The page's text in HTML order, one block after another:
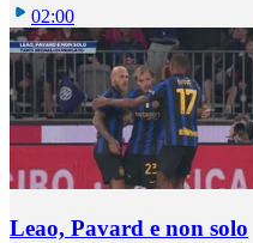
02:00
Leao, Pavard e non solo